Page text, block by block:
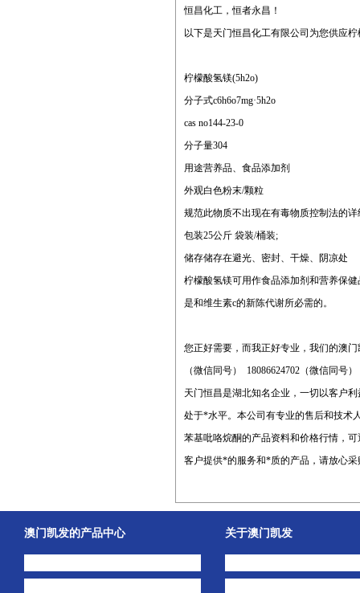
恒昌化工，恒者永昌！
以下是天门恒昌化工有限公司为您供应
柠檬酸氢镁(5h2o)
分子式c6h6o7mg·5h2o
cas no144-23-0
分子量304
用途营养品、食品添加剂
外观白色粉末/颗粒
规范此物质不出现在有毒物质控制法的
包装25公斤 袋装/桶装;
储存储存在避光、密封、干燥、阴凉处
柠檬酸氢镁可用作食品添加剂和营养保
是和维生素c的新陈代谢所必需的。
您正好需要，而我正好专业，我们的澳
（微信同号） 18086624702（微信同号
天门恒昌是湖北知名企业，一切以客户
处于*水平。本公司有专业的售后和技术
苯基吡咯烷酮的产品资料和价格行情，可
客户提供*的服务和*质的产品，请放心采
澳门凯发的产品中心 关于澳门凯发